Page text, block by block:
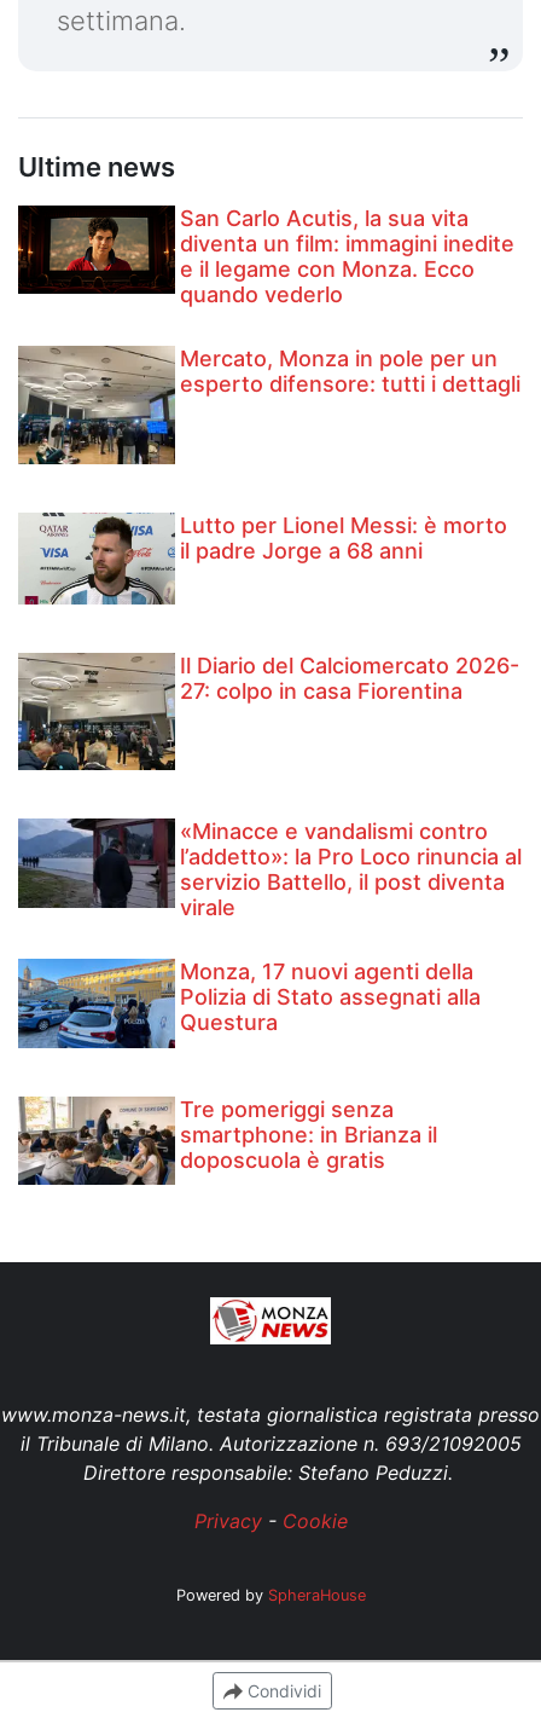
settimana.
Ultime news
San Carlo Acutis, la sua vita
diventa un film: immagini inedite
e il legame con Monza. Ecco
quando vederlo
Mercato, Monza in pole per un
esperto difensore: tutti i dettagli
Lutto per Lionel Messi: è morto
il padre Jorge a 68 anni
Il Diario del Calciomercato 2026-
27: colpo in casa Fiorentina
«Minacce e vandalismi contro
l’addetto»: la Pro Loco rinuncia al
servizio Battello, il post diventa
virale
Monza, 17 nuovi agenti della
Polizia di Stato assegnati alla
Questura
Tre pomeriggi senza
smartphone: in Brianza il
doposcuola è gratis
www.monza-news.it, testata giornalistica registrata presso
il Tribunale di Milano. Autorizzazione n. 693/21092005
Direttore responsabile: Stefano Peduzzi.
Privacy- Cookie
Powered by SpheraHouse
Condividi